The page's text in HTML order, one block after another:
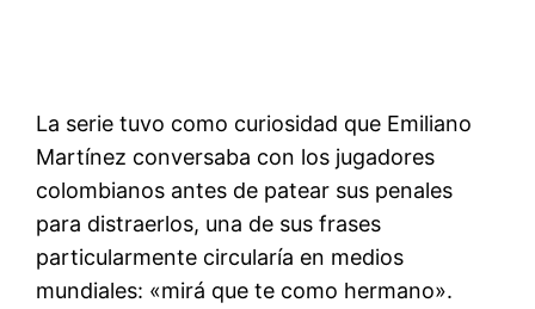
La serie tuvo como curiosidad que Emiliano
Martínez conversaba con los jugadores
colombianos antes de patear sus penales
para distraerlos, una de sus frases
particularmente circularía en medios
mundiales: «mirá que te como hermano».